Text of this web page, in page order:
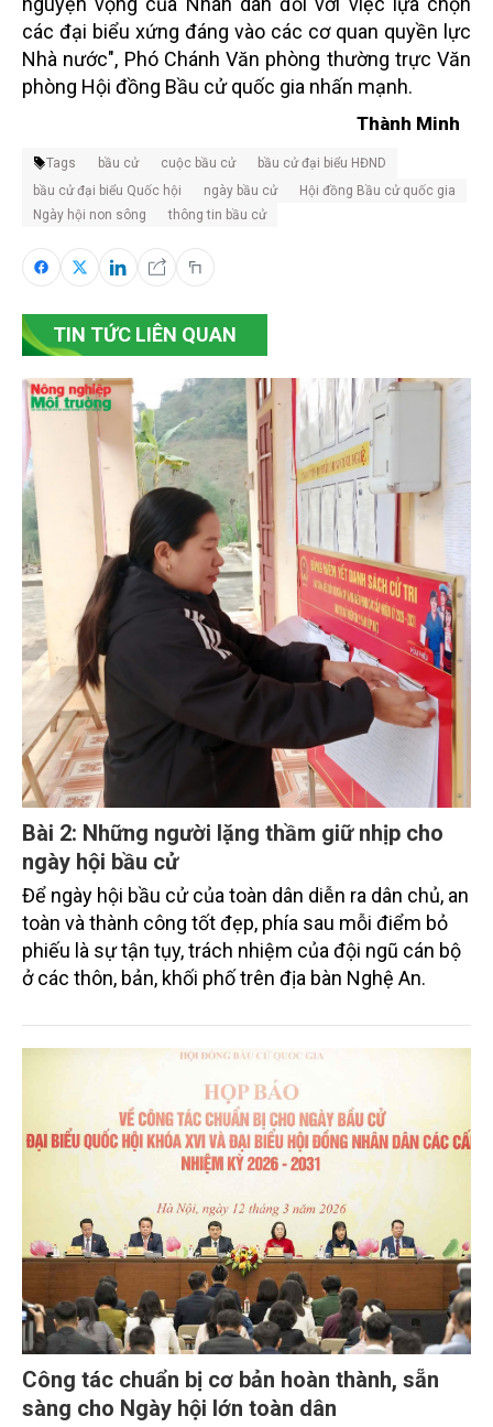
các đại biểu xứng đáng vào các cơ quan quyền lực
Nhà nước", Phó Chánh Văn phòng thường trực Văn
phòng Hội đồng Bầu cử quốc gia nhấn mạnh.
Thành Minh
Tags bầu cử cuộc bầu cử
bầu cử đại biểu HĐND
bầu cử đại biểu Quốc hội
ngày bầu cử
Hội đồng Bầu cử quốc gia
Ngày hội non sông
thông tin bầu cử
TIN TỨC LIÊN QUAN
Bài 2: Những người lặng thầm giữ nhịp cho
ngày hội bầu cử
Để ngày hội bầu cử của toàn dân diễn ra dân chủ, an
toàn và thành công tốt đẹp, phía sau mỗi điểm bỏ
phiếu là sự tận tụy, trách nhiệm của đội ngũ cán bộ
ở các thôn, bản, khối phố trên địa bàn Nghệ An.
Công tác chuẩn bị cơ bản hoàn thành, sẵn
sàng cho Ngày hội lớn toàn dân